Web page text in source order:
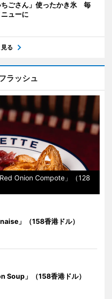
ちごさん」使ったかき氷 毎
ューに
る
ラッシュ
Onion Compote」（128
」（158香港ドル）
Soup」（158香港ドル）